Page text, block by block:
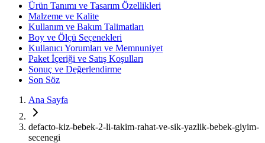
Ürün Tanımı ve Tasarım Özellikleri
Malzeme ve Kalite
Kullanım ve Bakım Talimatları
Boy ve Ölçü Seçenekleri
Kullanıcı Yorumları ve Memnuniyet
Paket İçeriği ve Satış Koşulları
Sonuç ve Değerlendirme
Son Söz
Ana Sayfa
defacto-kiz-bebek-2-li-takim-rahat-ve-sik-yazlik-bebek-giyim-
secenegi